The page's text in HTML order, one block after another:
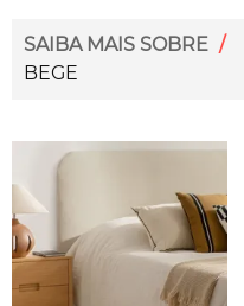
SAIBA MAIS SOBRE /
BEGE